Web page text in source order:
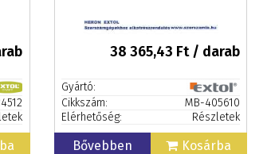
38 365,43 Ft / darab
Gyártó:
Cikkszám:
MB-405610
Elérhetőség:
Részletek
Bővebben Kosárba